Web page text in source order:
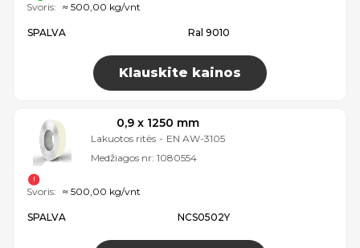
SPALVA Ral 9010
Klauskite kainos
Svoris: ≈ 500,00 kg/vnt
0,9 x 1250 mm
Lakuotos ritės - EN AW-3105
Medžiagos nr: 1080554
SPALVA NCS0502Y
Svoris: ≈ 500,00 kg/vnt